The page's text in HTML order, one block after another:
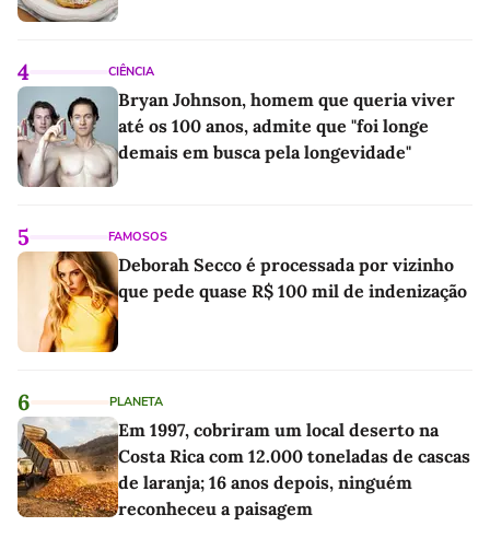
4 CIÊNCIA
Bryan Johnson, homem que queria viver
até os 100 anos, admite que "foi longe
demais em busca pela longevidade"
5 FAMOSOS
Deborah Secco é processada por vizinho
que pede quase R$ 100 mil de indenização
6 PLANETA
Em 1997, cobriram um local deserto na
Costa Rica com 12.000 toneladas de cascas
de laranja; 16 anos depois, ninguém
reconheceu a paisagem